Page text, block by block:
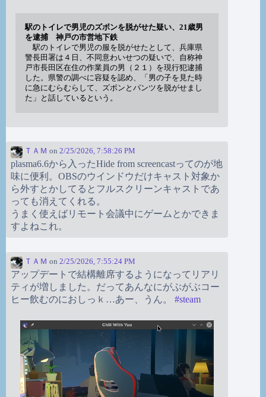
駅のトイレで男児のズボンを脱がせた疑い、21歳男
を逮捕 神戸の市営地下鉄
駅のトイレで男児の服を脱がせたとして、兵庫県
警長田署は４日、不同意わいせつの疑いで、自称神
戸市長田区在住の作業員の男（２１）を現行犯逮捕
した。県警の調べに容疑を認め、「男の子を見た時
に急にむらむらして、ズボンとパンツを脱がせまし
た」と話しているという。
ＴＡＭ on 2/25/2026, 7:58:26 PM
plasma6.6から入ったHide from screencastってのが地
味に便利。OBSのウインドウだけキャスト対象か
ら外すとかしてるとフルスクリーンキャストであ
っても消えてくれる。
うまく使えばリモート会議中にゲームとかできま
すよねこれ。
ＴＡＭ on 2/25/2026, 7:55:24 PM
アップデートで結構離席するようになってリアリ
ティが増しました。だってあんなにがぶがぶコー
ヒー飲むのにおしっｋ…あー、うん。 #steam